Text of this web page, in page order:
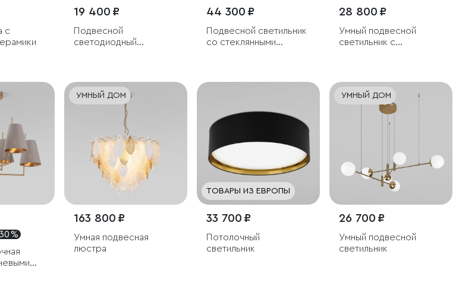
с
19 400 ₽
Подвесной
светодиодный
44 300 ₽
Подвесной светильник
со стеклянными
28 800 ₽
Умный подвесной
светильник с
%
УМНЫЙ ДОМ
163 800 ₽
Умная подвесная
люстра
ТОВАРЫ ИЗ ЕВРОПЫ
33 700 ₽
Потолочный
светильник
УМНЫЙ ДОМ
26 700 ₽
Умный подвесной
светильник